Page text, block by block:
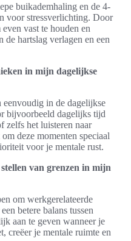
buikademhaling en de 4-
voor stressverlichting. Door
vast te houden en
de hartslag verlagen en een
in mijn dagelijkse
eenvoudig in de dagelijkse
bijvoorbeeld dagelijks tijd
zelfs het luisteren naar
deze momenten speciaal
voor je mentale rust.
van grenzen in mijn
om werkgerelateerde
betere balans tussen
aan te geven wanneer je
creëer je mentale ruimte en